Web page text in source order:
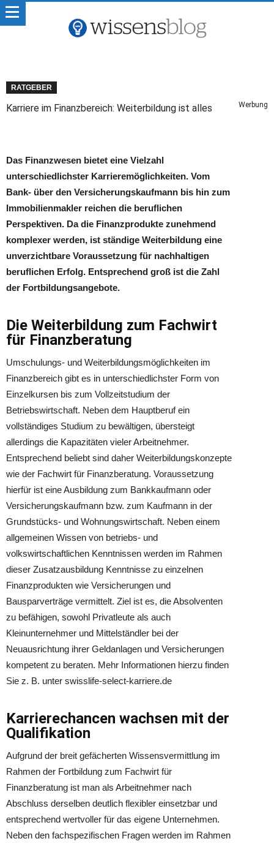
RATGEBER
Karriere im Finanzbereich: Weiterbildung ist alles Werbung
Das Finanzwesen bietet eine Vielzahl
unterschiedlichster Karrieremöglichkeiten. Vom
Bank- über den Versicherungskaufmann bis hin zum
Immobilienmakler reichen die beruflichen
Perspektiven. Da die Finanzprodukte zunehmend
komplexer werden, ist ständige Weiterbildung eine
unverzichtbare Voraussetzung für nachhaltigen
beruflichen Erfolg. Entsprechend groß ist die Zahl
der Fortbildungsangebote.
Die Weiterbildung zum Fachwirt
für Finanzberatung
Umschulungs- und Weiterbildungsmöglichkeiten im
Finanzbereich gibt es in unterschiedlichster Form von
Einzelkursen bis zum Vollzeitstudium der
Betriebswirtschaft. Neben dem Hauptberuf ein
vollständiges Studium zu bewältigen, übersteigt
allerdings die Kapazitäten vieler Arbeitnehmer.
Entsprechend beliebt sind daher Weiterbildungskonzepte
wie der Fachwirt für Finanzberatung. Voraussetzung
hierfür ist eine Ausbildung zum Bankkaufmann oder
Versicherungskaufmann bzw. zum Kaufmann in der
Grundstücks- und Wohnungswirtschaft. Neben einem
allgemeinen Wissen von betriebs- und
volkswirtschaftlichen Kenntnissen werden im Rahmen
dieser Zusatzausbildung Kenntnisse zu einzelnen
Finanzprodukten wie Versicherungen und
Bausparverträge vermittelt. Ziel ist es, die Absolventen
zu befähigen, sowohl Privatleute als auch
Kleinunternehmer und Mittelständler bei der
Neuausrichtung ihrer Geldanlagen und Versicherungen
kompetent zu beraten. Mehr Informationen hierzu finden
Sie z. B. unter swisslife-select-karriere.de
Karrierechancen wachsen mit der
Qualifikation
Aufgrund der breit gefächerten Wissensvermittlung im
Rahmen der Fortbildung zum Fachwirt für
Finanzberatung ist man als Arbeitnehmer nach
Abschluss derselben deutlich flexibler einsetzbar und
entsprechend wertvoller für das eigene Unternehmen.
Neben den fachspezifischen Fragen werden im Rahmen